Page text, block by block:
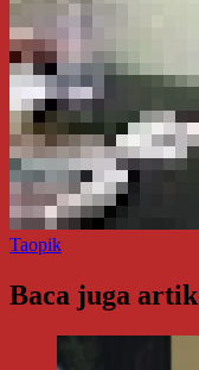
Taopik
Baca juga